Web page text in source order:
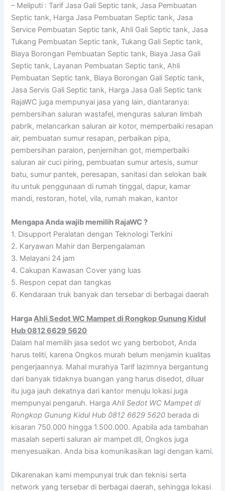
– Meliputi : Tarif Jasa Gali Septic tank, Jasa Pembuatan
Septic tank, Harga Jasa Pembuatan Septic tank, Jasa
Service Pembuatan Septic tank, Ahli Gali Septic tank, Jasa
Tukang Pembuatan Septic tank, Tukang Gali Septic tank,
Biaya Borongan Pembuatan Septic tank, Biaya Jasa Gali
Septic tank, Layanan Pembuatan Septic tank, Ahli
Pembuatan Septic tank, Biaya Borongan Gali Septic tank,
Jasa Servis Gali Septic tank, Harga Jasa Gali Septic tank
RajaWC juga mempunyai jasa yang lain, diantaranya:
pembersihan saluran wastafel, menguras saluran limbah
pabrik, melancarkan saluran air kotor, memperbaiki resapan
air, pembuatan sumur resapan, perbaikan pipa,
pembersihan paralon, penjernihan got, memperbaiki
saluran air cuci piring, pembuatan sumur artesis, sumur
batu, sumur pantek, peresapan, sanitasi dan selokan baik
itu untuk penggunaan di rumah tinggal, dapur, kamar
mandi, restoran, hotel, vila, rumah makan, kantor
Mengapa Anda wajib memilih RajaWC ?
1. Disupport Peralatan dengan Teknologi Terkini
2. Karyawan Mahir dan Berpengalaman
3. Melayani 24 jam
4. Cakupan Kawasan Cover yang luas
5. Respon cepat dan tangkas
6. Kendaraan truk banyak dan tersebar di berbagai daerah
HargaAhli Sedot WC Mampet di Rongkop Gunung Kidul
Hub 0812 6629 5620
Dalam hal memilih jasa sedot wc yang berbobot, Anda
harus teliti, karena Ongkos murah belum menjamin kualitas
pengerjaannya. Mahal murahya Tarif lazimnya bergantung
dari banyak tidaknya buangan yang harus disedot, diluar
itu juga jauh dekatnya dari kantor menuju lokasi juga
mempunyai pengaruh. HargaAhli Sedot WC Mampet di
Rongkop Gunung Kidul Hub 0812 6629 5620 berada di
kisaran 750.000 hingga 1.500.000. Apabila ada tambahan
masalah seperti saluran air mampet dll, Ongkos juga
menyesuaikan. Anda bisa komunikasikan lagi dengan kami.
Dikarenakan kami mempunyai truk dan teknisi serta
network yang tersebar di berbagai daerah, sehingga lokasi